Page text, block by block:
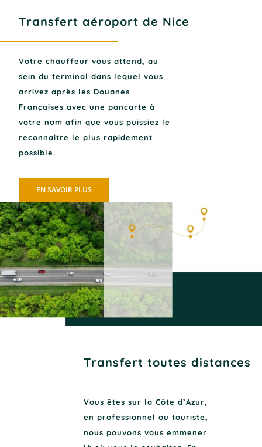
Transfert aéroport de Nice
Votre chauffeur vous attend, au
sein du terminal dans lequel vous
arrivez après les Douanes
Françaises avec une pancarte à
votre nom afin que vous puissiez le
reconnaitre le plus rapidement
possible.
EN SAVOIR PLUS
Transfert toutes distances
Vous êtes sur la Côte d’Azur,
en professionnel ou touriste,
nous pouvons vous emmener